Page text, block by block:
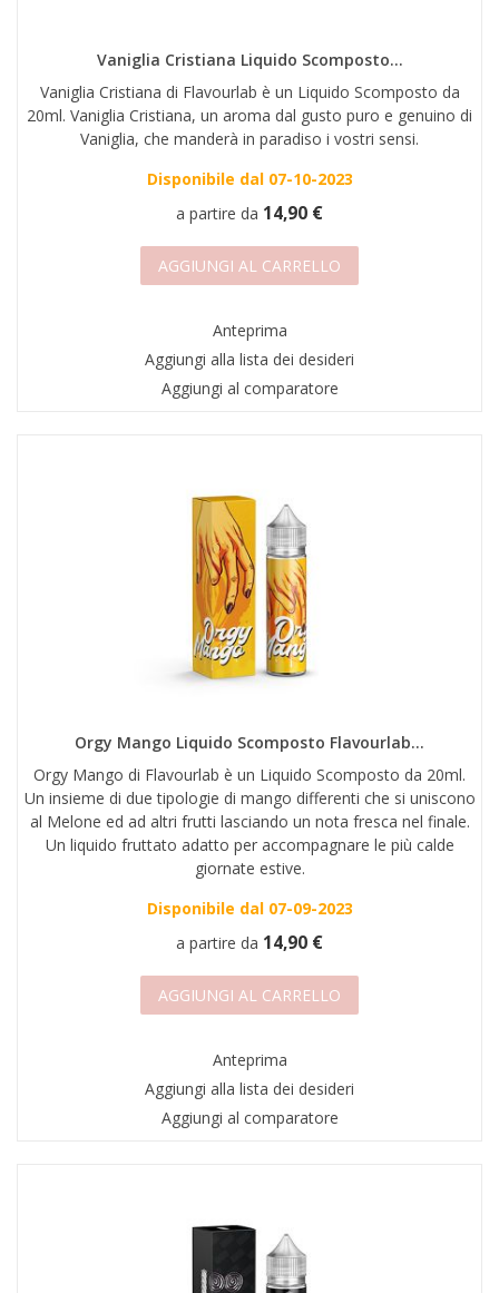
Vaniglia Cristiana Liquido Scomposto...
Vaniglia Cristiana di Flavourlab è un Liquido Scomposto da
20ml. Vaniglia Cristiana, un aroma dal gusto puro e genuino di
Vaniglia, che manderà in paradiso i vostri sensi.
Disponibile dal 07-10-2023
a partire da 14,90 €
AGGIUNGI AL CARRELLO
Anteprima
Aggiungi alla lista dei desideri
Aggiungi al comparatore
Orgy Mango Liquido Scomposto Flavourlab...
Orgy Mango di Flavourlab è un Liquido Scomposto da 20ml.
Un insieme di due tipologie di mango differenti che si uniscono
al Melone ed ad altri frutti lasciando un nota fresca nel finale.
Un liquido fruttato adatto per accompagnare le più calde
giornate estive.
Disponibile dal 07-09-2023
a partire da 14,90 €
AGGIUNGI AL CARRELLO
Anteprima
Aggiungi alla lista dei desideri
Aggiungi al comparatore